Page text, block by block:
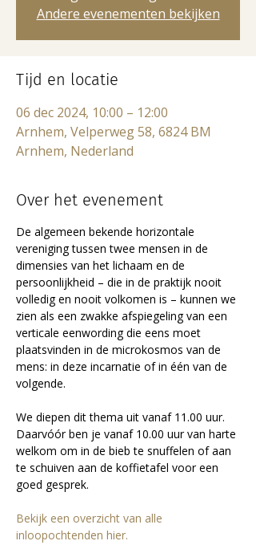
Andere evenementen bekijken
Tijd en locatie
06 dec 2024, 10:00 – 12:00
Arnhem, Velperweg 58, 6824 BM
Arnhem, Nederland
Over het evenement
De algemeen bekende horizontale
vereniging tussen twee mensen in de
dimensies van het lichaam en de
persoonlijkheid – die in de praktijk nooit
volledig en nooit volkomen is – kunnen we
zien als een zwakke afspiegeling van een
verticale eenwording die eens moet
plaatsvinden in de microkosmos van de
mens: in deze incarnatie of in één van de
volgende.
We diepen dit thema uit vanaf 11.00 uur.
Daarvóór ben je vanaf 10.00 uur van harte
welkom om in de bieb te snuffelen of aan
te schuiven aan de koffietafel voor een
goed gesprek.
Bekijk een overzicht van alle
inloopochtenden hier.